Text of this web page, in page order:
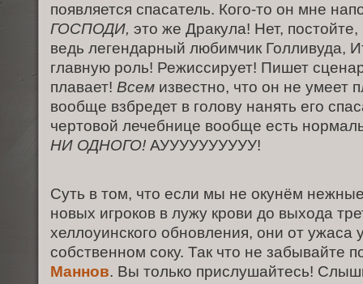
появляется спасатель. Кого-то он мне
ГОСПОДИ, это же Дракула! Нет,
ведь легендарный любимчик Голливуда,
главную роль! Режиссирует! Пишет
плавает! Всем известно, что он не умеет
вообще взбредет в голову нанять его
чертовой лечебнице вообще есть
НИ ОДНОГО! АУУУУУУУУУУ!
Суть в том, что если мы не окунём
новых игроков в лужу крови до выхода
хеллоуинского обновления, они от ужаса
собственном соку. Так что не забывайте
Маннов. Вы только прислушайтесь!